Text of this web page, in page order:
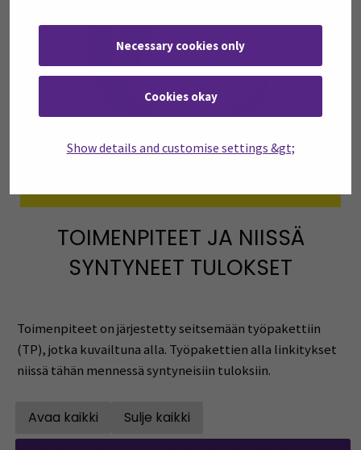
Necessary cookies only
Cookies okay
Show details and customise settings &gt;
TOIMENPITEET JA NIISSÄ
SYNTYNEET TULOKSET
Toimenpiteet on järjestetty seitsemään työpakettiin
(TP), jotka kuvailtuna alla. Työpakettien alla linkitykset
niissä tähän mennessä syntyneisiin tuloksiin.
Avaa kaikki
Open all accordions
Sulje kaikki